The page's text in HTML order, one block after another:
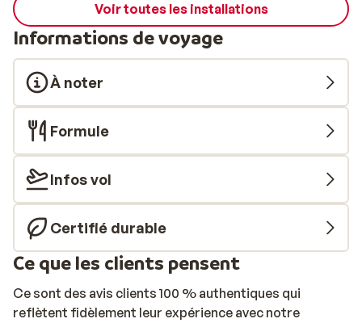
Voir toutes les installations
Informations de voyage
À noter
Formule
Infos vol
Certifié durable
Ce que les clients pensent
Ce sont des avis clients 100 % authentiques qui
reflètent fidèlement leur expérience avec notre